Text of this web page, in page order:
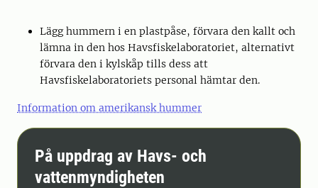
Lägg hummern i en plastpåse, förvara den kallt och
lämna in den hos Havsfiskelaboratoriet, alternativt
förvara den i kylskåp tills dess att
Havsfiskelaboratoriets personal hämtar den.
Information om amerikansk hummer
På uppdrag av Havs- och
vattenmyndigheten